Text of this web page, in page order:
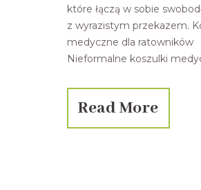
które łączą w sobie
z wyrazistym przekazem.
medyczne dla ratowników
Nieformalne koszulki
Read More